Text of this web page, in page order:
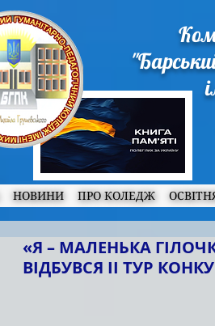
НОВИНИ ПРО КОЛЕДЖ
«Я – МАЛЕНЬКА
ВІДБУВСЯ II ТУР